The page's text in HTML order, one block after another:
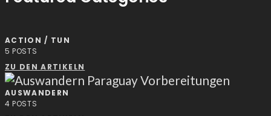
ACTION / TUN
5 POSTS
ZU DEN ARTIKELN
AUSWANDERN
4 POSTS